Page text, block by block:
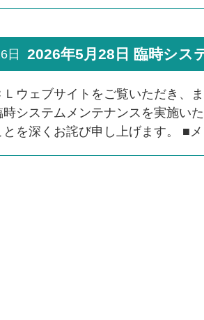
日 2026年5月28日 臨時シス
ウェブサイトをご覧いただき、
システムメンテナンスを実施い
とを深くお詫び申し上げます。 ■